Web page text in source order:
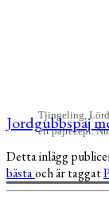
Tjingeling,
ett pajrecept.
Jordgubbspaj
Detta inlägg
bästaoch är taggat